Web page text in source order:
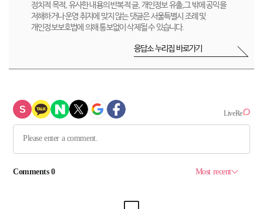
정치적 목적, 유사한 내용의 반복적 글, 개인정보 유출,그 밖에 공익을
저해하거나 운영 취지에 맞지 않는 댓글은 서울특별시 조례 및
개인정보보호법에 의해 통보없이 삭제될 수 있습니다.
응답소 누리집 바로가기